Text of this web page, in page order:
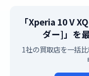
「Xperia 10 V
ダー]」を
1社の買取店を一括